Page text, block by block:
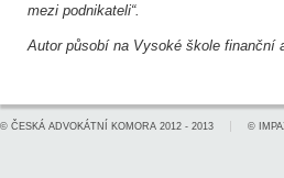
mezi podnikateli“.
Autor působí na Vysoké škole finanční
© ČESKÁ ADVOKÁTNÍ KOMORA 2012 - 2013 ©